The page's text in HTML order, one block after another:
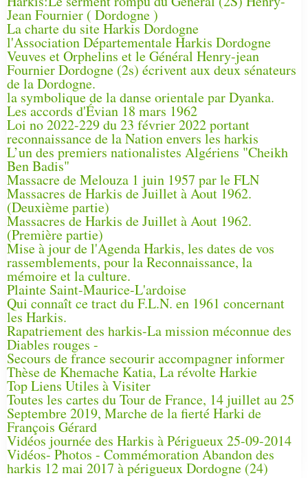
Jean Fournier ( Dordogne )
La charte du site Harkis Dordogne
l'Association Départementale Harkis Dordogne
Veuves et Orphelins et le Général Henry-jean
Fournier Dordogne (2s) écrivent aux deux sénateurs
de la Dordogne.
la symbolique de la danse orientale par Dyanka.
Les accords d'Évian 18 mars 1962
Loi no 2022-229 du 23 février 2022 portant
reconnaissance de la Nation envers les harkis
L’un des premiers nationalistes Algériens "Cheikh
Ben Badis"
Massacre de Melouza 1 juin 1957 par le FLN
Massacres de Harkis de Juillet à Aout 1962.
(Deuxième partie)
Massacres de Harkis de Juillet à Aout 1962.
(Première partie)
Mise à jour de l'Agenda Harkis, les dates de vos
rassemblements, pour la Reconnaissance, la
mémoire et la culture.
Plainte Saint-Maurice-L'ardoise
Qui connaît ce tract du F.L.N. en 1961 concernant
les Harkis.
Rapatriement des harkis-La mission méconnue des
Diables rouges -
Secours de france secourir accompagner informer
Thèse de Khemache Katia, La révolte Harkie
Top Liens Utiles à Visiter
Toutes les cartes du Tour de France, 14 juillet au 25
Septembre 2019, Marche de la fierté Harki de
François Gérard
Vidéos journée des Harkis à Périgueux 25-09-2014
Vidéos- Photos - Commémoration Abandon des
harkis 12 mai 2017 à périgueux Dordogne (24)